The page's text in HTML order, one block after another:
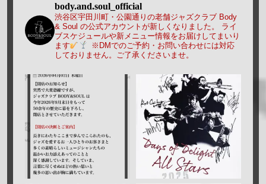
body.and.soul_official
渋谷区宇田川町・公園通りの老舗ジャズクラブ Body
& Soul の公式アカウントが新しくなりました。
ライ
ブスケジュールや新メニュー情報をお届けしてまいり
ます
※DMでのご予約・お問い合わせには対応
しておりません。ご了承くださいませ。